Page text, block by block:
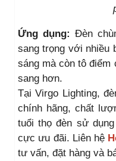
Ứng dụng:Đèn
sang trọng với nhiều
sáng mà còn tô điểm
sang hơn.
Tại Virgo Lighting,
chính hãng, chất
tuổi thọ đèn sử
cực ưu đãi. Liên hệ
tư vấn, đặt hàng và